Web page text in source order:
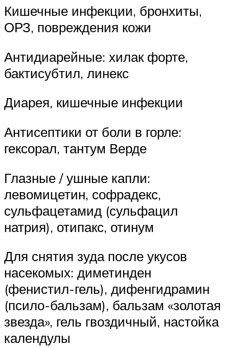
Кишечные инфекции, бронхиты,
ОРЗ, повреждения кожи
Антидиарейные: хилак форте,
бактисубтил, линекс
Диарея, кишечные инфекции
Антисептики от боли в горле:
гексорал, тантум Верде
Глазные / ушные капли:
левомицетин, софрадекс,
сульфацетамид (сульфацил
натрия), отипакс, отинум
Для снятия зуда после укусов
насекомых: диметинден
(фенистил-гель), дифенгидрамин
(псило-бальзам), бальзам «золотая
звезда», гель гвоздичный, настойка
календулы